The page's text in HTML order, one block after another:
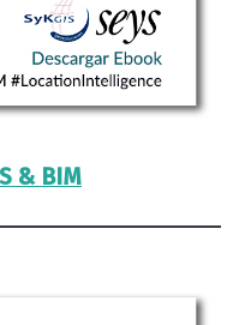
& BIM